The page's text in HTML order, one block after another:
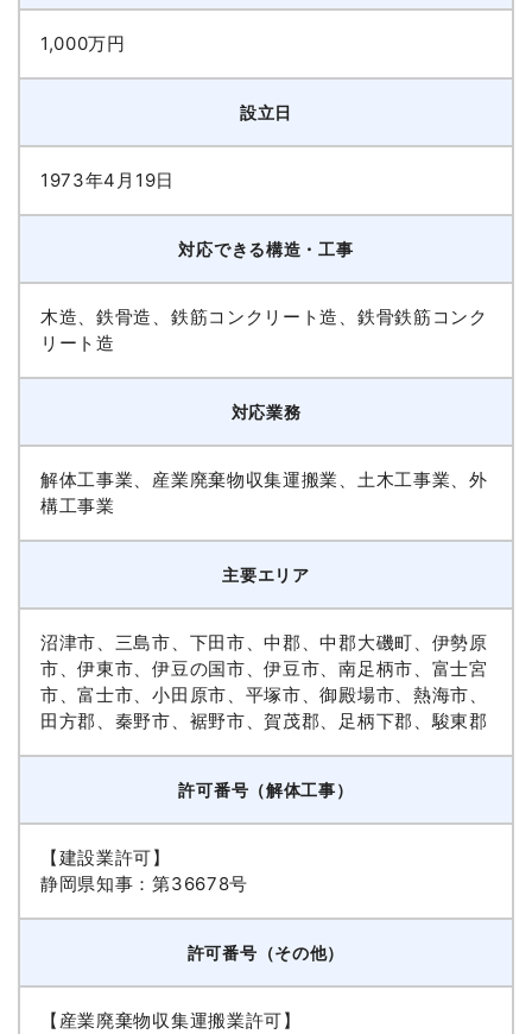
1,000万円
設立日
1973年4月19日
対応できる構造・工事
木造、鉄骨造、鉄筋コンクリート造、鉄骨鉄筋コンク
リート造
対応業務
解体工事業、産業廃棄物収集運搬業、土木工事業、外
構工事業
主要エリア
沼津市、三島市、下田市、中郡、中郡大磯町、伊勢原
市、伊東市、伊豆の国市、伊豆市、南足柄市、富士宮
市、富士市、小田原市、平塚市、御殿場市、熱海市、
田方郡、秦野市、裾野市、賀茂郡、足柄下郡、駿東郡
許可番号（解体工事）
【建設業許可】
静岡県知事：第36678号
許可番号（その他）
【産業廃棄物収集運搬業許可】